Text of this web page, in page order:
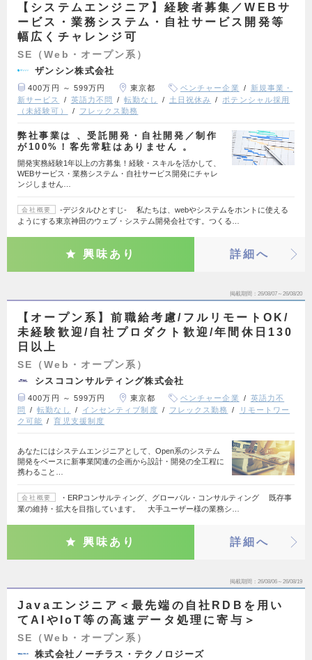
【システムエンジニア】経験者募集／WEBサ
ービス・業務システム・自社サービス開発等
幅広くチャレンジ可
SE（Web・オープン系）
ザンシン株式会社
400万円 ～ 599万円 東京都 ベンチャー企業
新規事業・
新サービス
英語力不問 転勤なし 土日祝休み
ポテンシャル採用
（未経験可）
フレックス勤務
弊社事業は 、受託開発・⾃社開発／制作
が100%！客先常駐はありません 。
開発実務経験1年以上の方募集！経験・スキルを活かして、
WEBサービス・業務システム・自社サービス開発にチャレ
ンジしません…
会社概要
‐デジタルひとすじ‐ 私たちは、webやシステムをホントに使える
ようにする東京神田のウェブ・システム開発会社です。つくる…
興味あり 詳細へ
掲載期間 26/08/07～26/08/20
【オープン系】前職給考慮/フルリモートOK/
未経験歓迎/自社プロダクト歓迎/年間休日130
日以上
SE（Web・オープン系）
シスココンサルティング株式会社
400万円 ～ 599万円 東京都 ベンチャー企業
英語力不
問
転勤なし インセンティブ制度 フレックス勤務
リモートワー
ク可能
育児支援制度
あなたにはシステムエンジニアとして、Open系のシステム
開発をベースに新事業関連の企画から設計・開発の全工程に
携わること…
会社概要
・ERPコンサルティング、グローバル・コンサルティング 既存事
業の維持・拡大を目指しています。 大手ユーザー様の業務シ…
興味あり 詳細へ
掲載期間 26/08/06～26/08/19
Javaエンジニア＜最先端の自社RDBを用い
てAIやIoT等の高速データ処理に寄与＞
SE（Web・オープン系）
株式会社ノーチラス・テクノロジーズ